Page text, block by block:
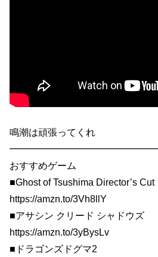
鳴潮は頑張ってくれ
おすすめゲーム
■Ghost of Tsushima Director’s Cut
https://amzn.to/3Vh8llY
■アサシン クリード シャドウズ
https://amzn.to/3yBysLv
■ドラゴンズドグマ2